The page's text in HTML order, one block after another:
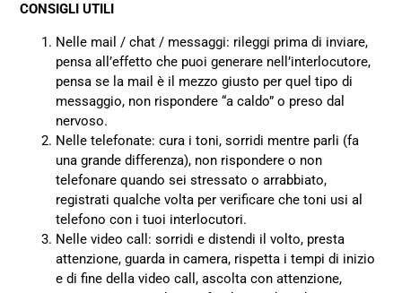
CONSIGLI UTILI
Nelle mail / chat / messaggi: rileggi prima di inviare,
pensa all’effetto che puoi generare nell’interlocutore,
pensa se la mail è il mezzo giusto per quel tipo di
messaggio, non rispondere “a caldo” o preso dal
nervoso.
Nelle telefonate: cura i toni, sorridi mentre parli (fa
una grande differenza), non rispondere o non
telefonare quando sei stressato o arrabbiato,
registrati qualche volta per verificare che toni usi al
telefono con i tuoi interlocutori.
Nelle video call: sorridi e distendi il volto, presta
attenzione, guarda in camera, rispetta i tempi di inizio
e di fine della video call, ascolta con attenzione,